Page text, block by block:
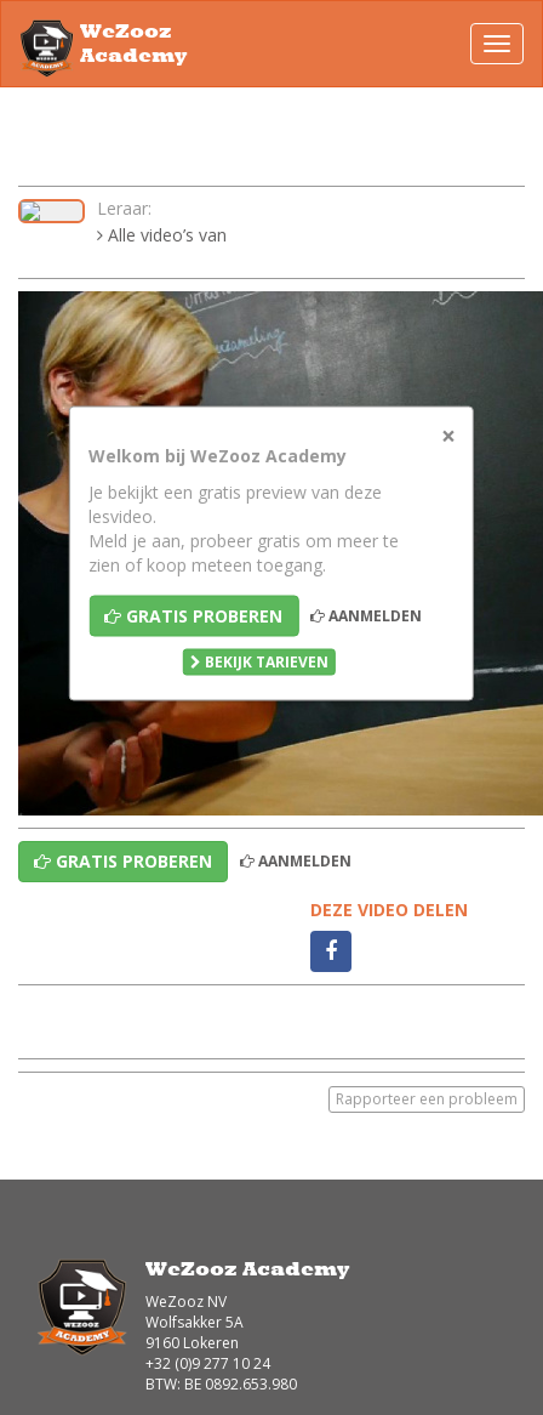
WeZooz
Academy
Leraar:
Alle video’s van
×
Welkom bij WeZooz Academy
Je bekijkt een gratis preview van deze
lesvideo.
Meld je aan, probeer gratis om meer te
zien of koop meteen toegang.
GRATIS PROBEREN AANMELDEN
BEKIJK TARIEVEN
GRATIS PROBEREN AANMELDEN
DEZE VIDEO DELEN
Rapporteer een probleem
WeZooz Academy
WeZooz NV
Wolfsakker 5A
9160 Lokeren
+32 (0)9 277 10 24
BTW: BE 0892.653.980